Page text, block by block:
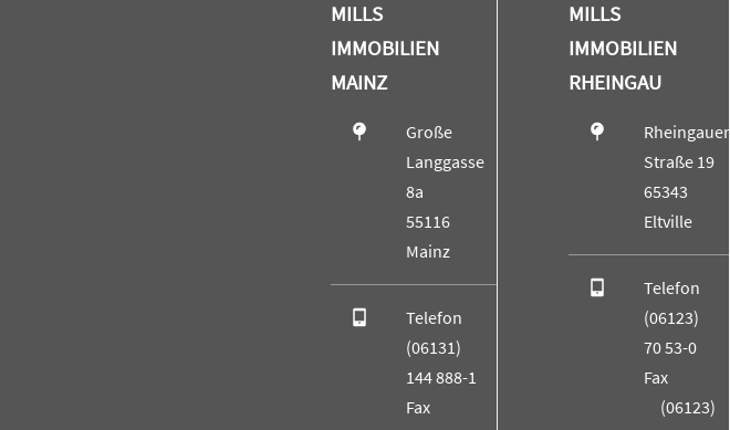
MILLS
IMMOBILIEN
MAINZ
Große
Langgasse
8a
55116
Mainz
Telefon
(06131)
144 888-1
Fax
MILLS
IMMOBILIEN
RHEINGAU
Rheingauer
Straße 19
65343
Eltville
Telefon
(06123)
70 53-0
Fax
(06123)